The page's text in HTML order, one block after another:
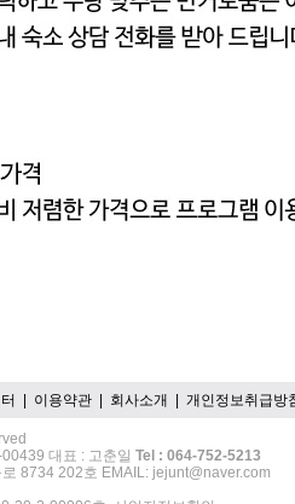
이용약관 회사소개 개인정보취급방
대표 : 고춘일 Tel : 064-752-5213
8734 202호 EMAIL: jejunt@naver.com